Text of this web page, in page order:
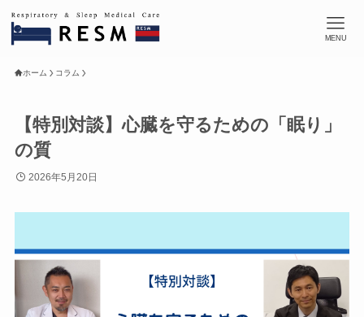
MENU
ホーム コラム
【特別対談】心臓を守るための「眠り」
の質
2026年5月20日